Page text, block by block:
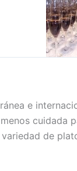
e
de